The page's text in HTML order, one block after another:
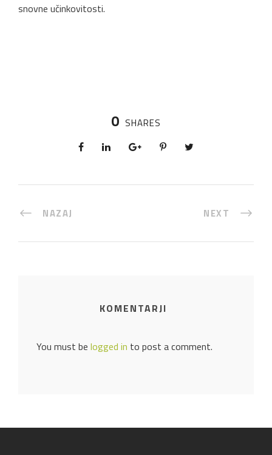
snovne učinkovitosti.
0 SHARES
NAZAJ NEXT
KOMENTARJI
You must be logged in to post a comment.